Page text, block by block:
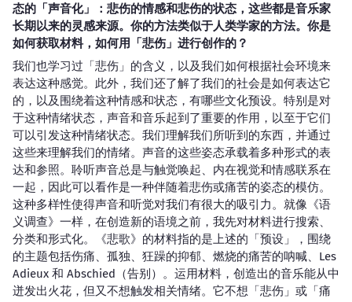
态的「声音化」：悲伤的情感和悲伤的状态，这些都是音乐家
长期以来的灵感来源。你的方法类似于人类学家的方法。你是
如何获取材料，如何用「悲伤」进行创作的？
我们也学习过「悲伤」的含义，以及我们如何根据社会环境来
表达这种感觉。此外，我们还了解了我们的社会是如何表达它
的，以及围绕着这种情感和状态，有哪些文化预设。特别是对
于这种情绪状态，声音和音乐起到了重要的作用，以至于它们
可以引发这种情绪状态。我们理解我们所听到的东西，并通过
这些来理解我们的情绪。声音的这些姿态承载着多种形式的表
达和参照。聆听声音总是与触觉唤起、内在视觉和情感联系在
一起，因此可以看作是一种伴随着悲伤或痛苦的姿态的模仿。
这种多样性使得声音和听觉对我们有很大的吸引力。就像《语
义调查》一样，在创造新的语境之前，我先对材料进行搜索、
分类和形式化。《悲歌》的材料指的是上述的「预设」，围绕
的主题包括伤痛、孤独、狂躁的抑郁、燃烧的痛苦的呐喊、Les
Adieux 和 Abschied（告别）。运用材料，创造出的音乐能从中
迸发出火花，但又不想触发相关情绪。它不想「悲伤」或「痛